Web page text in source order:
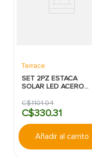
Terrace
SET 2PZ ESTACA
SOLAR LED ACERO
C$1101.04
C$330.31
Añadir al carrito